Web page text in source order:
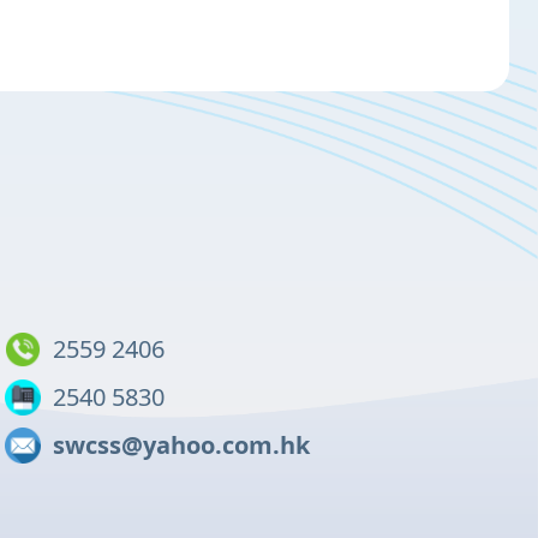
2559 2406
2540 5830
swcss@yahoo.com.hk